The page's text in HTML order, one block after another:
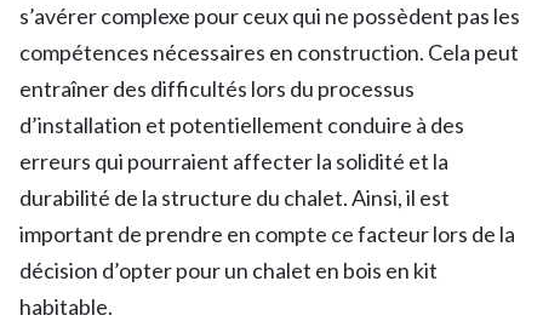
s’avérer complexe pour ceux qui ne possèdent pas les
compétences nécessaires en construction. Cela peut
entraîner des difficultés lors du processus
d’installation et potentiellement conduire à des
erreurs qui pourraient affecter la solidité et la
durabilité de la structure du chalet. Ainsi, il est
important de prendre en compte ce facteur lors de la
décision d’opter pour un chalet en bois en kit
habitable.